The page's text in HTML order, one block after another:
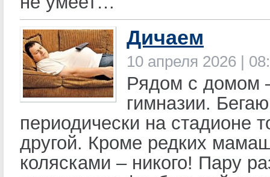
Дичаем
10 апреля 2026 |
Рядом с домом
гимназии. Бегаю
периодически на стадионе
другой. Кроме редких
колясками – никого! Пару